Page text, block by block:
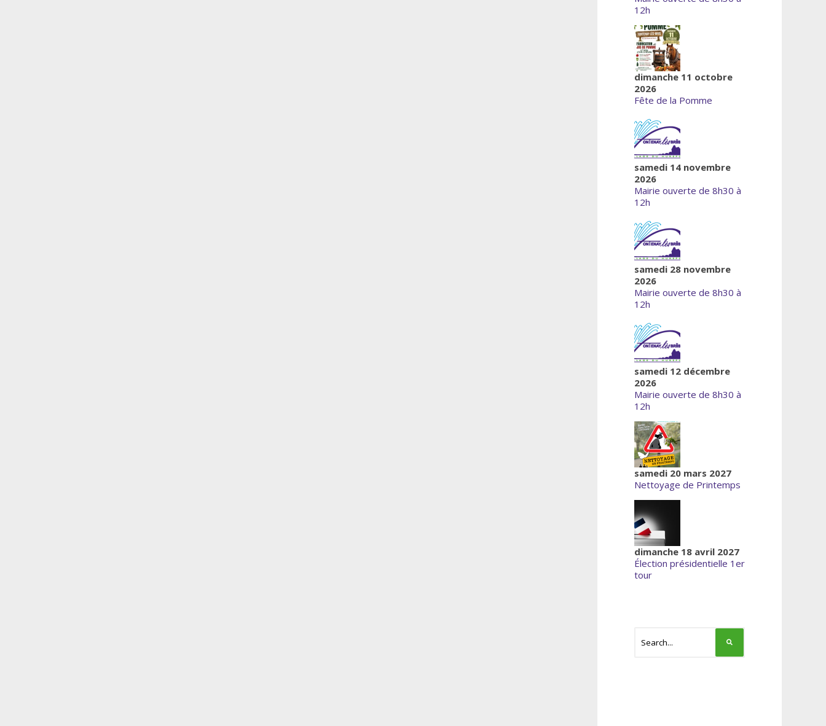
12h
dimanche 11 octobre
2026
Fête de la Pomme
samedi 14 novembre
2026
Mairie ouverte de 8h30 à
12h
samedi 28 novembre
2026
Mairie ouverte de 8h30 à
12h
samedi 12 décembre
2026
Mairie ouverte de 8h30 à
12h
samedi 20 mars 2027
Nettoyage de Printemps
dimanche 18 avril 2027
Élection présidentielle 1er
tour